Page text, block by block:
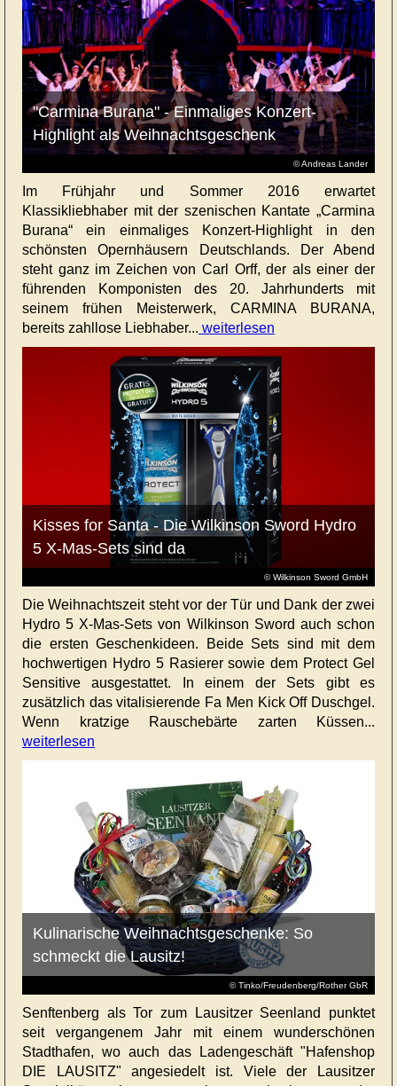
© Andreas Lander
"Carmina Burana" - Einmaliges Konzert-
Highlight als Weihnachtsgeschenk
Im Frühjahr und Sommer 2016 erwartet
Klassikliebhaber mit der szenischen Kantate „Carmina
Burana“ ein einmaliges Konzert-Highlight in den
schönsten Opernhäusern Deutschlands. Der Abend
steht ganz im Zeichen von Carl Orff, der als einer der
führenden Komponisten des 20. Jahrhunderts mit
seinem frühen Meisterwerk, CARMINA BURANA,
bereits zahllose Liebhaber... weiterlesen
© Wilkinson Sword GmbH
Kisses for Santa - Die Wilkinson Sword Hydro
5 X-Mas-Sets sind da
Die Weihnachtszeit steht vor der Tür und Dank der zwei
Hydro 5 X-Mas-Sets von Wilkinson Sword auch schon
die ersten Geschenkideen. Beide Sets sind mit dem
hochwertigen Hydro 5 Rasierer sowie dem Protect Gel
Sensitive ausgestattet. In einem der Sets gibt es
zusätzlich das vitalisierende Fa Men Kick Off Duschgel.
Wenn kratzige Rauschebärte zarten Küssen...
weiterlesen
© Tinko/Freudenberg/Rother GbR
Kulinarische Weihnachtsgeschenke: So
schmeckt die Lausitz!
Senftenberg als Tor zum Lausitzer Seenland punktet
seit vergangenem Jahr mit einem wunderschönen
Stadthafen, wo auch das Ladengeschäft "Hafenshop
DIE LAUSITZ" angesiedelt ist. Viele der Lausitzer